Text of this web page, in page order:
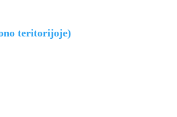
teritorijoje)